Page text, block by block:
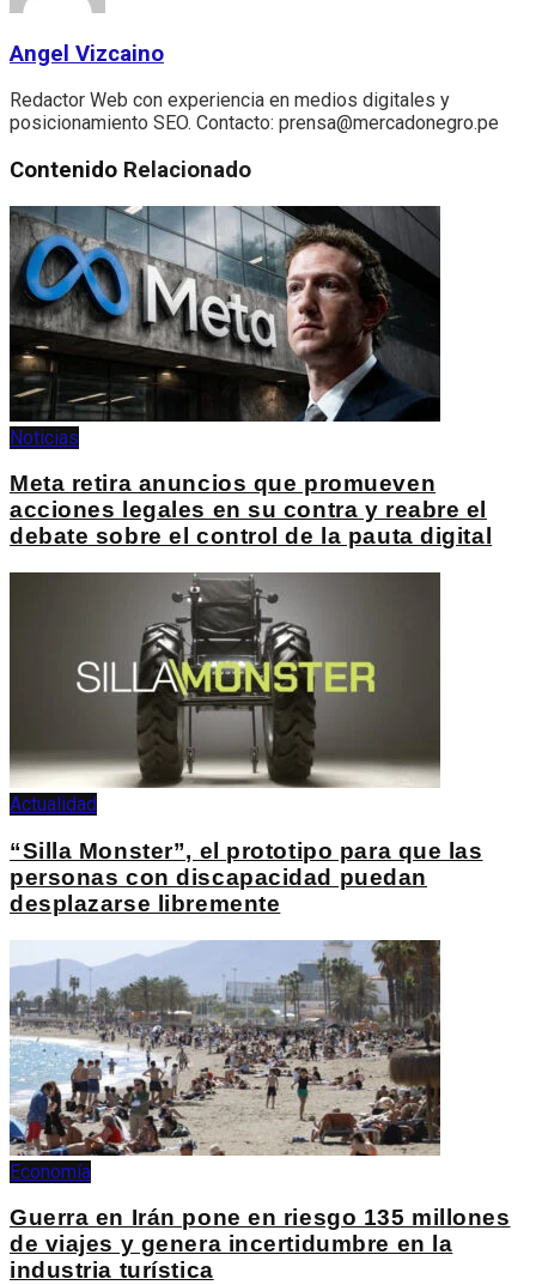
Angel Vizcaino
Redactor Web con experiencia en medios digitales y
posicionamiento SEO. Contacto: prensa@mercadonegro.pe
Contenido Relacionado
Noticias
Meta retira anuncios que promueven
acciones legales en su contra y reabre el
debate sobre el control de la pauta digital
Actualidad
“Silla Monster”, el prototipo para que las
personas con discapacidad puedan
desplazarse libremente
Economía
Guerra en Irán pone en riesgo 135 millones
de viajes y genera incertidumbre en la
industria turística